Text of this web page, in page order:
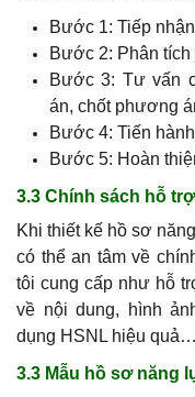
Bước 1: Tiếp
Bước 2: Phân
Bước 3: Tư vấn
án, chốt phương
Bước 4: Tiến
Bước 5: Hoàn
3.3 Chính sách hỗ
Khi thiết kế hồ sơ
có thể an tâm về
tôi cung cấp như hỗ
về nội dung, hình
dụng HSNL hiệu quả…
3.3 Mẫu hồ sơ năng